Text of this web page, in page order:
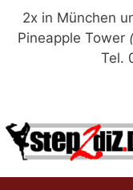
Zum
Inhalt
2x in München
Pineapple Tower
Tel.